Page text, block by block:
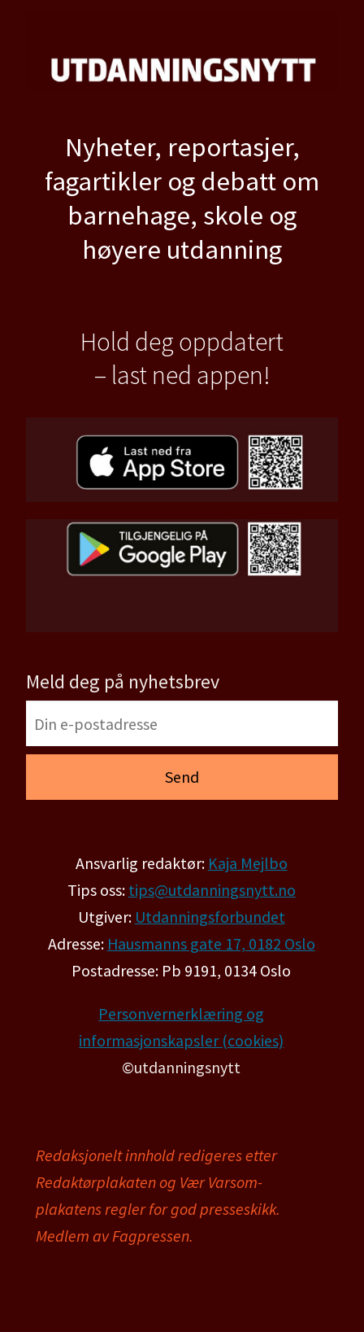
Nyheter, reportasjer,
fagartikler og debatt om
barnehage, skole og
høyere utdanning
Hold deg oppdatert
– last ned appen!
Meld deg på nyhetsbrev
Ansvarlig redaktør: Kaja Mejlbo
Tips oss: tips@utdanningsnytt.no
Utgiver: Utdanningsforbundet
Adresse: Hausmanns gate 17, 0182 Oslo
Postadresse: Pb 9191, 0134 Oslo
Personvernerklæring og
informasjonskapsler (cookies)
©utdanningsnytt
Redaksjonelt innhold redigeres etter
Redaktørplakaten og Vær Varsom-
plakatens regler for god presseskikk.
Medlem av Fagpressen.